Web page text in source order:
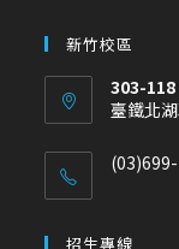
新竹校區
303-118
臺鐵北
招生專線